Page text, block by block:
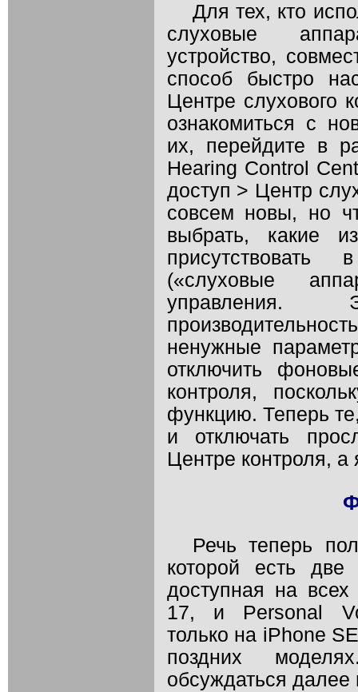
Для тех, кто
слуховые
устройство,
способ быстро
Центре слухового
ознакомиться с
их, перейдите в
Hearing Control
доступ > Центр
совсем новы, но
выбрать, какие
(«слуховые
ненужные
отключить
контроля,
функцию. Теперь
и отключать
Центре контроля, а
Речь теперь
которой есть
доступная на
17, и Personal
только на iPhone
поздних
обсуждаться далее